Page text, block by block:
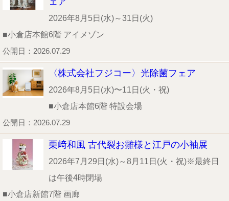
2026年8月5日(水)～31日(火)
■小倉店本館6階 アイメゾン
公開日：2026.07.29
〈株式会社フジコー〉光除菌フェア
2026年8月5日(水)〜11日(火・祝)
■小倉店本館6階 特設会場
公開日：2026.07.29
栗﨑和風 古代裂お雛様と江戸の小袖展
2026年7月29日(水)～8月11日(火・祝)※最終日
は午後4時閉場
■小倉店新館7階 画廊